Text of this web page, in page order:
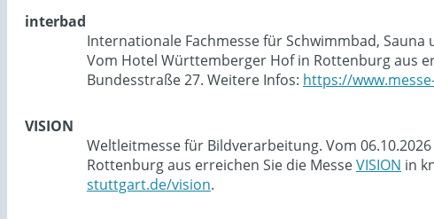
interbad
Internationale Fachmesse für Schwimmbad, Sauna
Vom Hotel Württemberger Hof in Rottenburg aus
Bundesstraße 27. Weitere Infos: https://
VISION
Weltleitmesse für Bildverarbeitung. Vom
Rottenburg aus erreichen Sie die MesseVISION in
stuttgart.de/vision.